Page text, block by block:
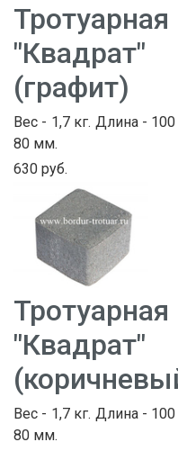
(графит)
Вес - 1,7 кг. Длина -
80 мм.
630 руб.
Вес - 1,7 кг. Длина -
80 мм.